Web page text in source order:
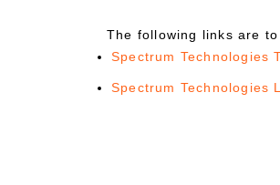
The following links are
Spectrum Technologies
Spectrum Technologies